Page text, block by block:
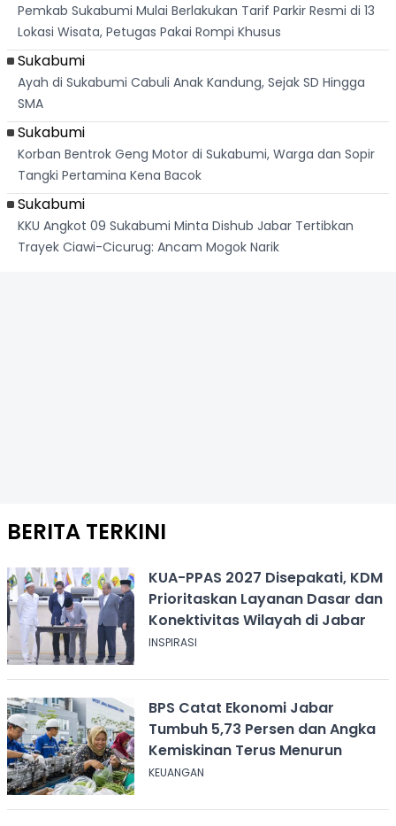
Pemkab Sukabumi Mulai Berlakukan Tarif Parkir Resmi di 13
Lokasi Wisata, Petugas Pakai Rompi Khusus
Sukabumi
Ayah di Sukabumi Cabuli Anak Kandung, Sejak SD Hingga
SMA
Sukabumi
Korban Bentrok Geng Motor di Sukabumi, Warga dan Sopir
Tangki Pertamina Kena Bacok
Sukabumi
KKU Angkot 09 Sukabumi Minta Dishub Jabar Tertibkan
Trayek Ciawi-Cicurug: Ancam Mogok Narik
BERITA TERKINI
KUA-PPAS 2027 Disepakati, KDM
Prioritaskan Layanan Dasar dan
Konektivitas Wilayah di Jabar
INSPIRASI
BPS Catat Ekonomi Jabar
Tumbuh 5,73 Persen dan Angka
Kemiskinan Terus Menurun
KEUANGAN